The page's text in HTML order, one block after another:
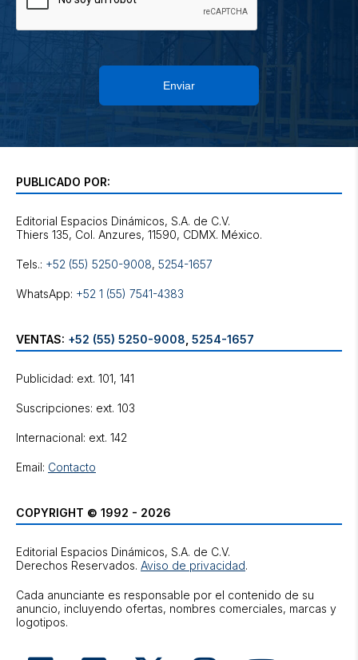
Enviar
PUBLICADO POR:
Editorial Espacios Dinámicos, S.A. de C.V.
Tels.: +52 (55) 5250-9008, 5254-1657
WhatsApp: +52 1 (55) 7541-4383
VENTAS: +52 (55) 5250-9008 5254-1657
Publicidad: ext. 101, 141
Suscripciones: ext. 103
Internacional: ext. 142
Email: Contacto
COPYRIGHT © 1992 - 2026
Editorial Espacios Dinámicos, S.A. de C.V.
Derechos Reservados. Aviso de privacidad.
Cada anunciante es responsable por el contenido de su
anuncio, incluyendo ofertas, nombres comerciales, marcas y
logotipos.